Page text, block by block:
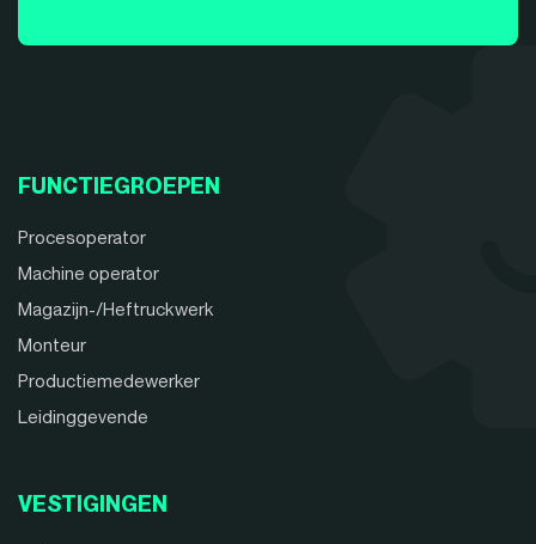
FUNCTIEGROEPEN
Procesoperator
Machine operator
Magazijn-/Heftruckwerk
Monteur
Productiemedewerker
Leidinggevende
VESTIGINGEN